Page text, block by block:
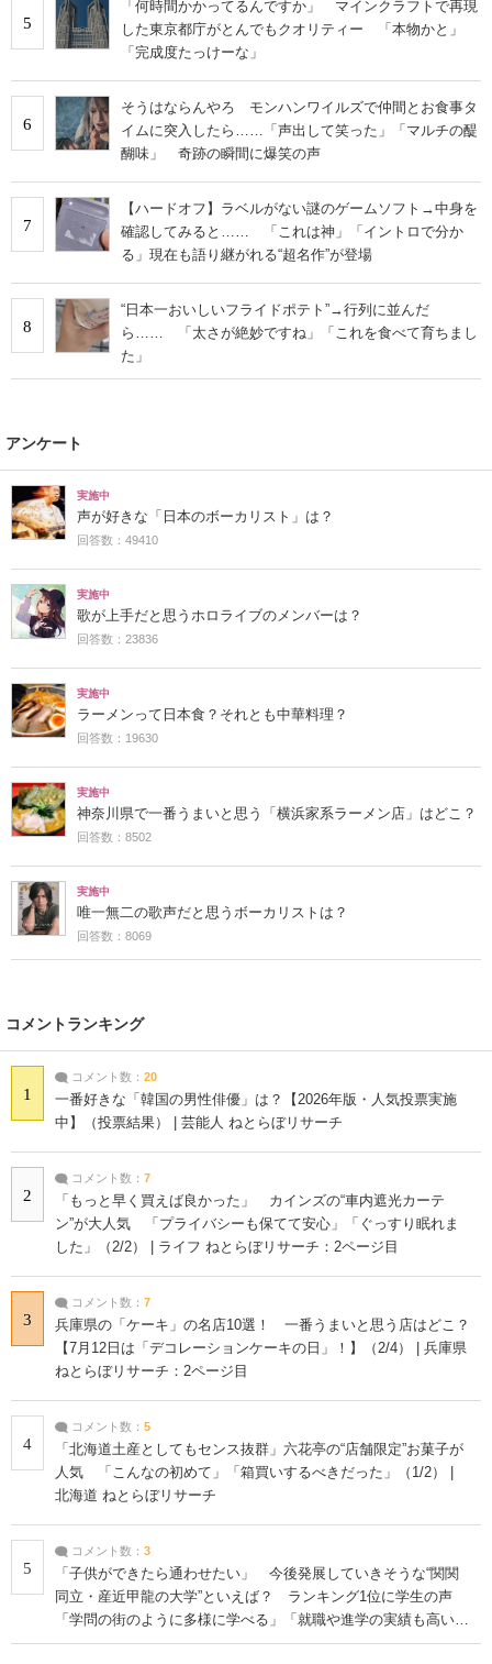
5
「何時間かかってるんですか」 マインクラフトで再現
した東京都庁がとんでもクオリティー 「本物かと」
「完成度たっけーな」
6
そうはならんやろ モンハンワイルズで仲間とお食事タ
イムに突入したら……「声出して笑った」「マルチの醍
醐味」 奇跡の瞬間に爆笑の声
7
【ハードオフ】ラベルがない謎のゲームソフト→中身を
確認してみると…… 「これは神」「イントロで分か
る」現在も語り継がれる“超名作”が登場
8
“日本一おいしいフライドポテト”→行列に並んだ
ら…… 「太さが絶妙ですね」「これを食べて育ちまし
た」
アンケート
実施中
声が好きな「日本のボーカリスト」は？
回答数：49410
実施中
歌が上手だと思うホロライブのメンバーは？
回答数：23836
実施中
ラーメンって日本食？それとも中華料理？
回答数：19630
実施中
神奈川県で一番うまいと思う「横浜家系ラーメン店」はどこ？
回答数：8502
実施中
唯一無二の歌声だと思うボーカリストは？
回答数：8069
コメントランキング
1
コメント数： 20
一番好きな「韓国の男性俳優」は？【2026年版・人気投票実施
中】（投票結果） | 芸能人 ねとらぼリサーチ
2
コメント数： 7
「もっと早く買えば良かった」 カインズの“車内遮光カーテ
ン”が大人気 「プライバシーも保てて安心」「ぐっすり眠れま
した」（2/2） | ライフ ねとらぼリサーチ：2ページ目
3
コメント数： 7
兵庫県の「ケーキ」の名店10選！ 一番うまいと思う店はどこ？
【7月12日は「デコレーションケーキの日」！】（2/4） | 兵庫県
ねとらぼリサーチ：2ページ目
4
コメント数： 5
「北海道土産としてもセンス抜群」六花亭の“店舗限定”お菓子が
人気 「こんなの初めて」「箱買いするべきだった」（1/2） |
北海道 ねとらぼリサーチ
5
コメント数： 3
「子供ができたら通わせたい」 今後発展していきそうな“関関
同立・産近甲龍の大学”といえば？ ランキング1位に学生の声
「学問の街のように多様に学べる」「就職や進学の実績も高い」
| 大学 ねとらぼリサーチ